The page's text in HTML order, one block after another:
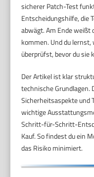
sicherer Patch-Test
Entscheidungshilfe, die
abwägt. Am Ende weißt
kommen. Und du
überprüfst, bevor du sie
Der Artikel ist klar
technische Grundlagen.
Sicherheitsaspekte und
wichtige
Schritt-für-Schritt-
Kauf. So findest du ein
das Risiko minimiert.